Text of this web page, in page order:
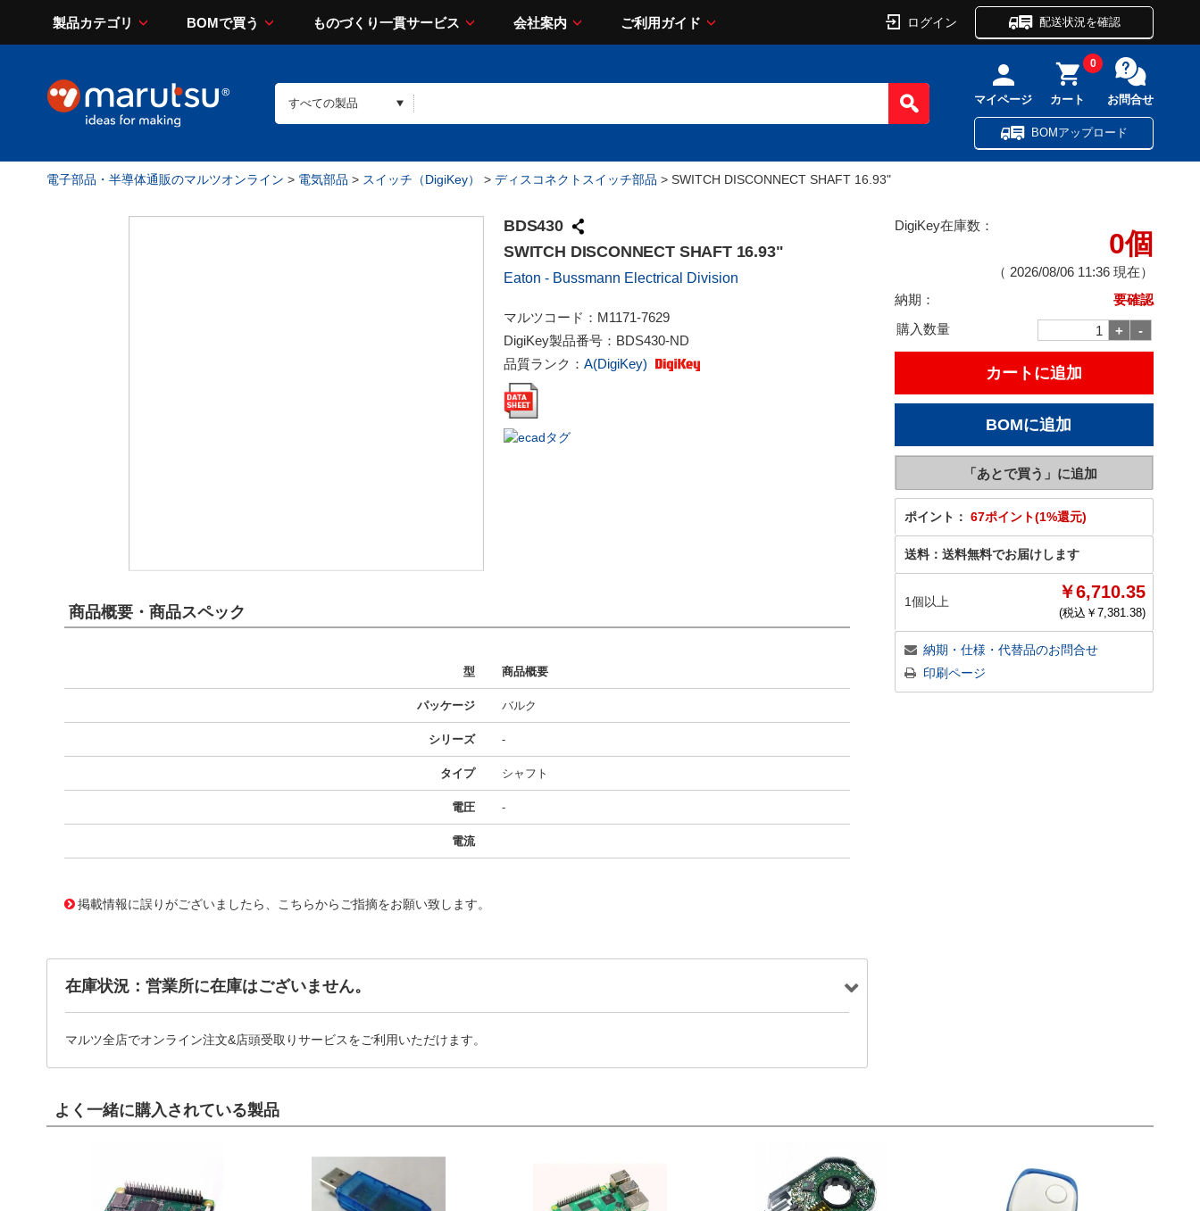
製品カテゴリ BOMで買う ものづくり一貫サービス 会社案内 ご利用ガイド ログイン 配送状況を確認
マイページ カート
0
お問合せ
BOMアップロード
電子部品・半導体通販のマルツオンライン > 電気部品 > スイッチ（DigiKey） > ディスコネクトスイッチ部品 > SWITCH DISCONNECT SHAFT 16.93"
BDS430
SWITCH DISCONNECT SHAFT 16.93"
Eaton - Bussmann Electrical Division
マルツコード： M1171-7629
DigiKey製品番号： BDS430-ND
品質ランク： A(DigiKey)
DigiKey在庫数：
0個
（ 2026/08/06 11:36 現在）
納期：
要確認
購入数量
ポイント： 67ポイント(1%還元)
送料： 送料無料でお届けします
1個以上 ￥6,710.35
(税込￥ 7,381.38)
納期・仕様・代替品のお問合せ
印刷ページ
商品概要・商品スペック
型 商品概要
パッケージ バルク
シリーズ -
タイプ シャフト
電圧 -
電流
掲載情報に誤りがございましたら、こちらからご指摘をお願い致します。
在庫状況：営業所に在庫はございません。
マルツ全店でオンライン注文&店頭受取りサービスをご利用いただけます。
よく一緒に購入されている製品